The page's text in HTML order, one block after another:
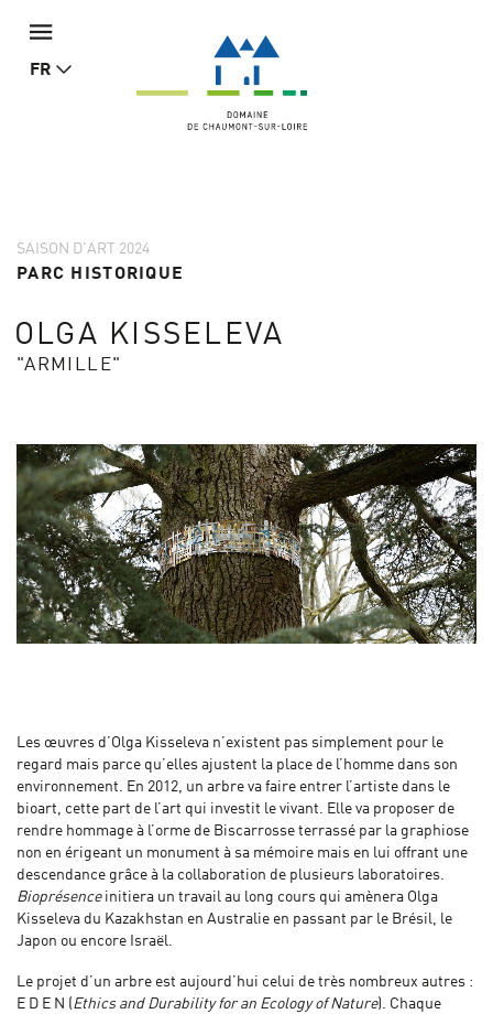
FR
SAISON D'ART 2024
PARC HISTORIQUE
OLGA KISSELEVA
"ARMILLE"
Les œuvres d’Olga Kisseleva n’existent pas simplement pour le
regard mais parce qu’elles ajustent la place de l’homme dans son
environnement. En 2012, un arbre va faire entrer l’artiste dans le
bioart, cette part de l’art qui investit le vivant. Elle va proposer de
rendre hommage à l’orme de Biscarrosse terrassé par la graphiose
non en érigeant un monument à sa mémoire mais en lui offrant une
descendance grâce à la collaboration de plusieurs laboratoires.
Bioprésenceinitiera un travail au long cours qui amènera Olga
Kisseleva du Kazakhstan en Australie en passant par le Brésil, le
Japon ou encore Israël.
Le projet d’un arbre est aujourd’hui celui de très nombreux autres :
E D E N (Ethics and Durability for an Ecology of Nature). Chaque